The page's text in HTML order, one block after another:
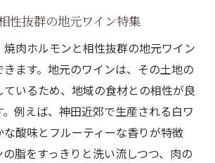
性抜群の地元ワイン特集
肉ホルモンと相性抜群の地元ワイン
ます。地元のワインは、その土地の
いるため、地域の食材との相性が良
例えば、神田近郊で生産される白ワ
酸味とフルーティーな香りが特徴
脂をすっきりと洗い流しつつ、肉の